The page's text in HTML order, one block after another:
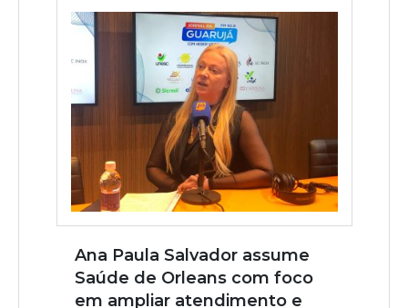
Ana Paula Salvador assume
Saúde de Orleans com foco
em ampliar atendimento e